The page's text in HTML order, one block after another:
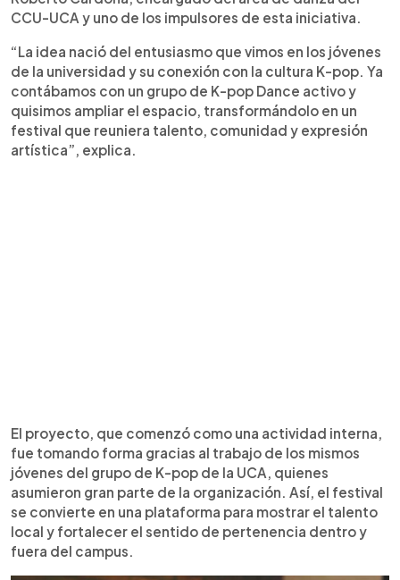
CCU-UCA y uno de los impulsores de esta iniciativa.
“La idea nació del entusiasmo que vimos en los jóvenes
de la universidad y su conexión con la cultura K-pop. Ya
contábamos con un grupo de K-pop Dance activo y
quisimos ampliar el espacio, transformándolo en un
festival que reuniera talento, comunidad y expresión
artística”, explica.
El proyecto, que comenzó como una actividad interna,
fue tomando forma gracias al trabajo de los mismos
jóvenes del grupo de K-pop de la UCA, quienes
asumieron gran parte de la organización. Así, el festival
se convierte en una plataforma para mostrar el talento
local y fortalecer el sentido de pertenencia dentro y
fuera del campus.